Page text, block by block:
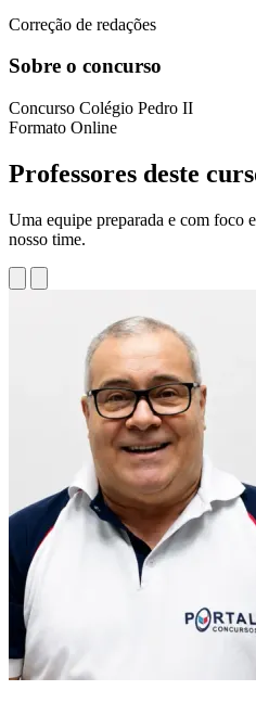
Correção de redações
Sobre o concurso
Concurso Colégio Pedro II
Formato Online
Professores deste
Uma equipe preparada e com foco
nosso time.